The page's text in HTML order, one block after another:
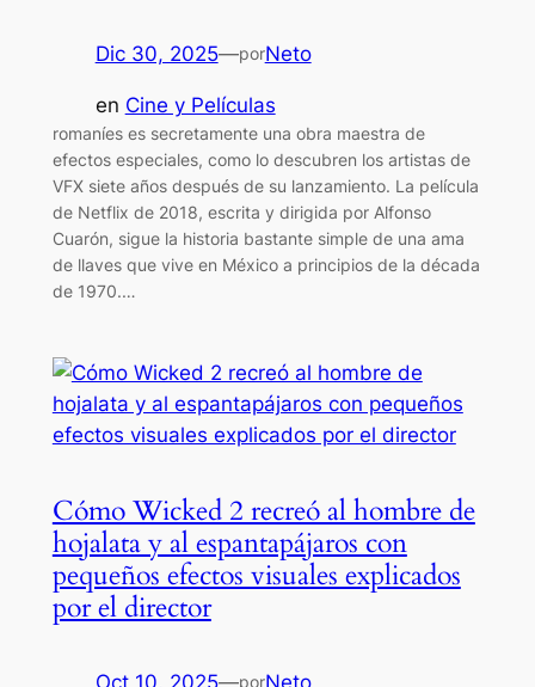
Dic 30, 2025—porNeto
en Cine y Películas
romaníes es secretamente una obra maestra de
efectos especiales, como lo descubren los artistas de
VFX siete años después de su lanzamiento. La película
de Netflix de 2018, escrita y dirigida por Alfonso
Cuarón, sigue la historia bastante simple de una ama
de llaves que vive en México a principios de la década
de 1970.…
Cómo Wicked 2 recreó al hombre de
hojalata y al espantapájaros con
pequeños efectos visuales explicados
por el director
Oct 10, 2025—porNeto